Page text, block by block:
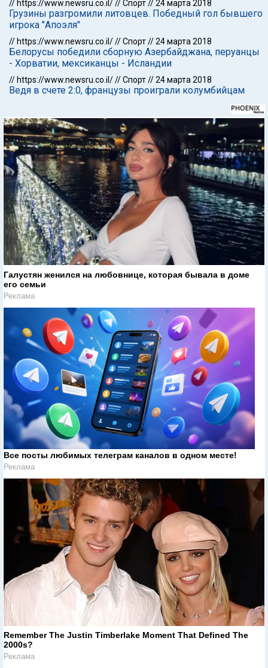
// https://www.newsru.co.il/ // Спорт// 24 марта 2018
Грузины разгромили литовцев. Победный гол бывшего
игрока "Апоэля"
// https://www.newsru.co.il///Спорт//24 марта 2018
Белорусы победили сборную Азербайджана, перуанцы
- Хорватии, мексиканцы - Исландии
// https://www.newsru.co.il///Спорт//24 марта 2018
Ведя в счете 2:0, французы проиграли колумбийцам
Галустян женился на любовнице, которая бывала в доме
его семьи
Реклама
Все посты любимых телеграм каналов в одном месте!
Реклама
Remember The Justin Timberlake Moment That Defined The
2000s?
Реклама